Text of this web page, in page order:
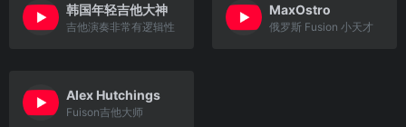
韩国年轻吉他大神
吉他演奏非常有逻辑性
MaxOstro
俄罗斯 Fusion 小天才
Alex Hutchings
Fuison吉他大师